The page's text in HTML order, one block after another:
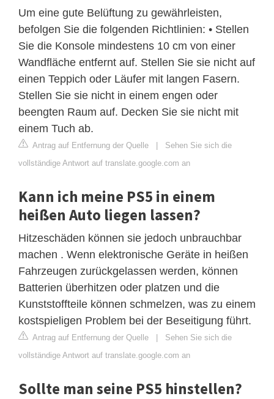
Um eine gute Belüftung zu gewährleisten,
befolgen Sie die folgenden Richtlinien: • Stellen
Sie die Konsole mindestens 10 cm von einer
Wandfläche entfernt auf. Stellen Sie sie nicht auf
einen Teppich oder Läufer mit langen Fasern.
Stellen Sie sie nicht in einem engen oder
beengten Raum auf. Decken Sie sie nicht mit
einem Tuch ab.
Antrag auf Entfernung der Quelle | Sehen Sie sich die
vollständige Antwort auf translate.google.com an
Kann ich meine PS5 in einem
heißen Auto liegen lassen?
Hitzeschäden können sie jedoch unbrauchbar
machen . Wenn elektronische Geräte in heißen
Fahrzeugen zurückgelassen werden, können
Batterien überhitzen oder platzen und die
Kunststoffteile können schmelzen, was zu einem
kostspieligen Problem bei der Beseitigung führt.
Antrag auf Entfernung der Quelle | Sehen Sie sich die
vollständige Antwort auf translate.google.com an
Sollte man seine PS5 hinstellen?